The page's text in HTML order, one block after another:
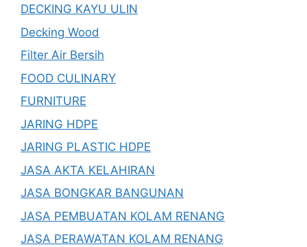
DECKING KAYU ULIN
Decking Wood
Filter Air Bersih
FOOD CULINARY
FURNITURE
JARING HDPE
JARING PLASTIC HDPE
JASA AKTA KELAHIRAN
JASA BONGKAR BANGUNAN
JASA PEMBUATAN KOLAM RENANG
JASA PERAWATAN KOLAM RENANG